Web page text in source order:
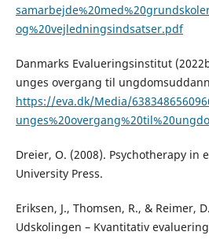
og%20vejledningsindsatser.pdf
Danmarks Evalueringsinstitut
unges overgang til
https://eva.dk/Media/
Dreier, O. (2008). Psychotherapy in
University Press.
Eriksen, J., Thomsen, R., & Reimer,
Udskolingen – Kvantitativ